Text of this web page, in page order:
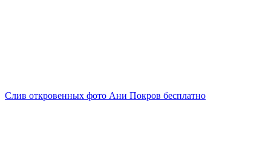
Слив откровенных фото Ани Покров бесплатно